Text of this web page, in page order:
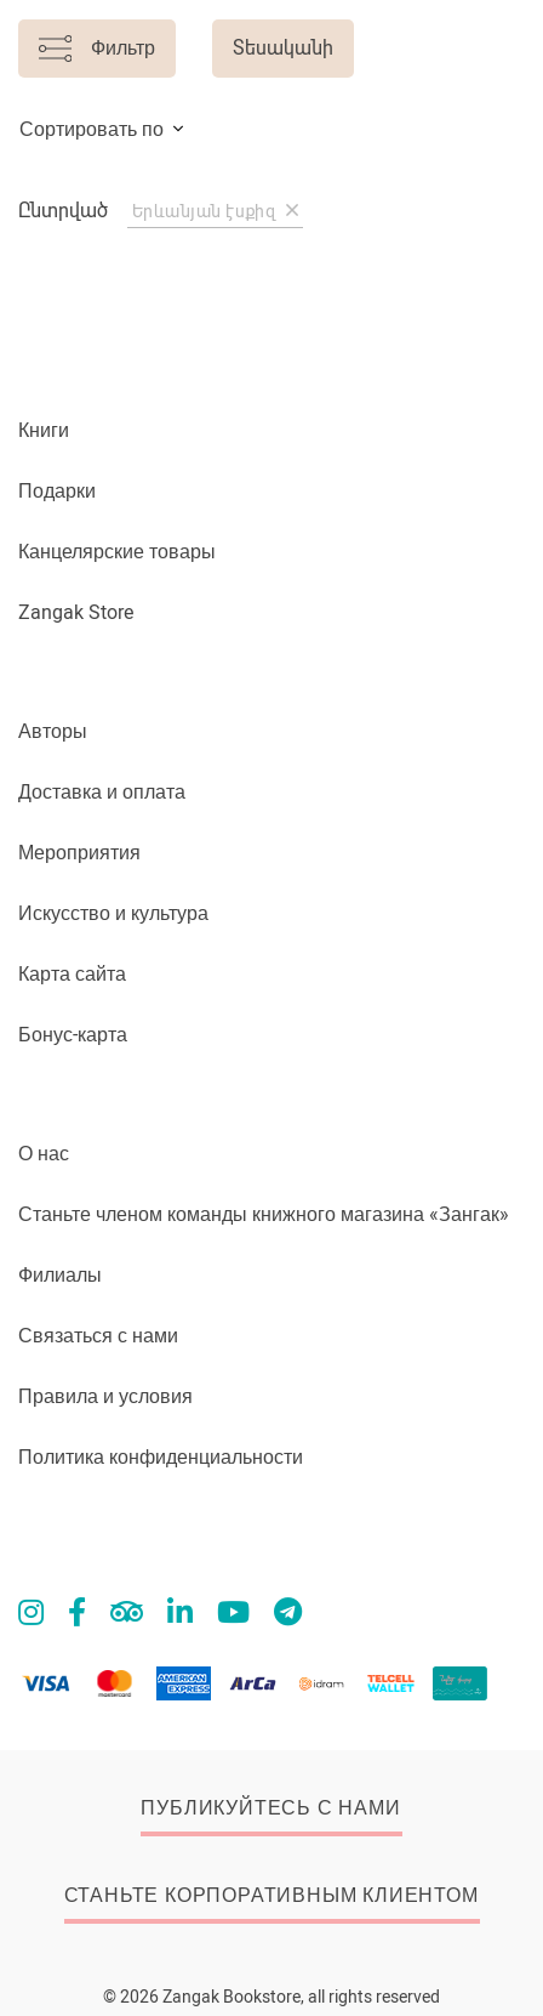
Фильтр Տեսականի
Сортировать по
Ընտրված Երևանյան էսքիզ
Книги
Подарки
Канцелярские товары
Zangak Store
Авторы
Доставка и оплата
Мероприятия
Искусство и культура
Карта сайта
Бонус-карта
О нас
Станьте членом команды книжного магазина «Зангак»
Филиалы
Связаться с нами
Правила и условия
Политика конфиденциальности
ПУБЛИКУЙТЕСЬ С НАМИ
СТАНЬТЕ КОРПОРАТИВНЫМ КЛИЕНТОМ
© 2026 Zangak Bookstore, all rights reserved